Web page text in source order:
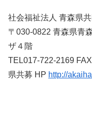
社会福祉法人 青森県
〒030-0822 青森県青
ザ４階
TEL017-722-2169
県共募 HP http://